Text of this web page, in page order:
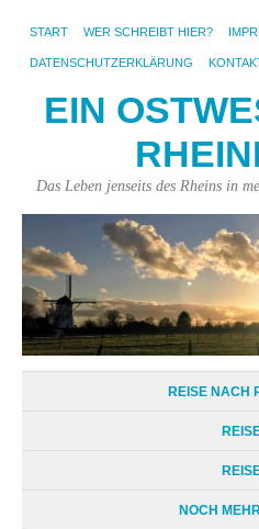
START WER SCHREIBT HIER?
DATENSCHUTZERKLÄRUNG
EIN
Das Leben jenseits des Rheins in
REISE NACH
NOCH